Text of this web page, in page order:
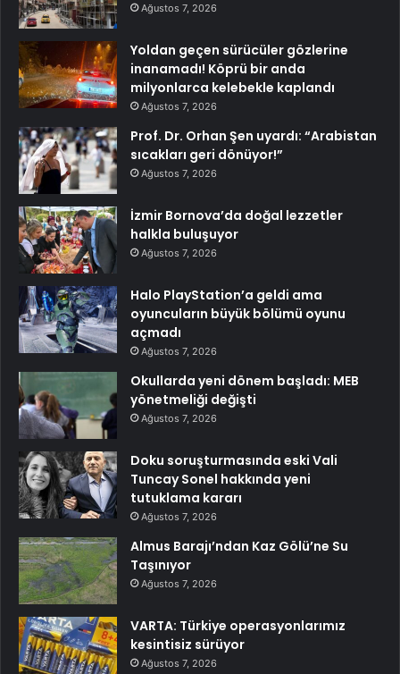
Ağustos 7, 2026
Yoldan geçen sürücüler gözlerine
inanamadı! Köprü bir anda
milyonlarca kelebekle kaplandı
Ağustos 7, 2026
Prof. Dr. Orhan Şen uyardı: “Arabistan
sıcakları geri dönüyor!”
Ağustos 7, 2026
İzmir Bornova’da doğal lezzetler
halkla buluşuyor
Ağustos 7, 2026
Halo PlayStation’a geldi ama
oyuncuların büyük bölümü oyunu
açmadı
Ağustos 7, 2026
Okullarda yeni dönem başladı: MEB
yönetmeliği değişti
Ağustos 7, 2026
Doku soruşturmasında eski Vali
Tuncay Sonel hakkında yeni
tutuklama kararı
Ağustos 7, 2026
Almus Barajı’ndan Kaz Gölü’ne Su
Taşınıyor
Ağustos 7, 2026
VARTA: Türkiye operasyonlarımız
kesintisiz sürüyor
Ağustos 7, 2026